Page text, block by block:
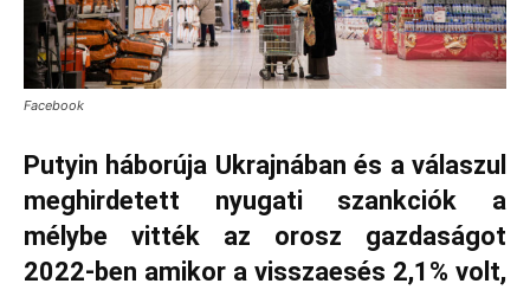
Facebook
Putyin háborúja Ukrajnában és a válaszul
meghirdetett nyugati szankciók a
mélybe vitték az orosz gazdaságot
2022-ben amikor a visszaesés 2,1% volt,